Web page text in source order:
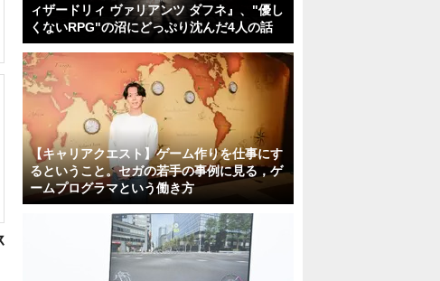
ィザードリィ ヴァリアンツ ダフネ』、"優し
くないRPG"の沼にどっぷり沈んだ4人の話
【キャリアクエスト】ゲーム作りを仕事にす
るということ。セガの若手の事例に見る，ゲ
ームプログラマという働き方